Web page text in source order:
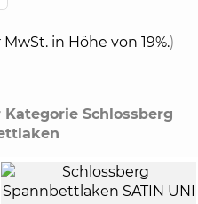
in Höhe von 19%.)
Schlossberg